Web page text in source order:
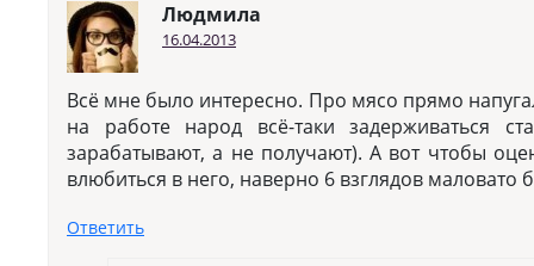
Людмила
16.04.2013
Всё мне было интересно. Про мясо прямо
на работе народ всё-таки задерживаться
зарабатывают, а не получают). А вот чтобы
влюбиться в него, наверно 6 взглядов маловато
Ответить